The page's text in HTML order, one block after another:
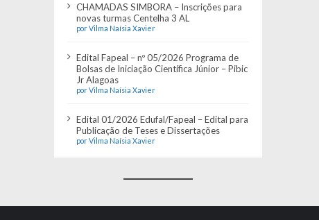
CHAMADAS SIMBORA – Inscrições para
novas turmas Centelha 3 AL
por Vilma Naísia Xavier
Edital Fapeal – nº 05/2026 Programa de
Bolsas de Iniciação Científica Júnior – Pibic
Jr Alagoas
por Vilma Naísia Xavier
Edital 01/2026 Edufal/Fapeal – Edital para
Publicação de Teses e Dissertações
por Vilma Naísia Xavier